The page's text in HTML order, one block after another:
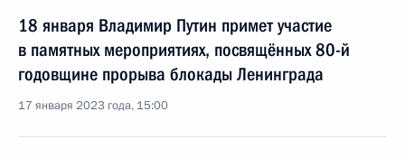
18 января Владимир Путин примет участие
в памятных мероприятиях, посвящённых 80-й
годовщине прорыва блокады Ленинграда
17 января 2023 года, 15:00